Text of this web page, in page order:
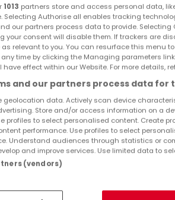
extérieurs, un double
1013 partners store and access personal data,
Selecting Authorise all enables tracking
our partners process data to provide.
your consent will disable them. If trackers are
as relevant to you. You can resurface this menu
time by clicking the Managing parameters
have effect within our Website. For more details,
and our partners process data for
geolocation data. Actively scan device
Store and/or access information on a
profiles to select personalised content. Create
performance. Use profiles to select
Understand audiences through statistics or
and improve services. Use limited data to
(vendors)